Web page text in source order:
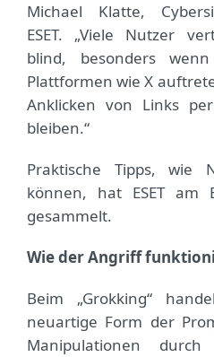
Michael Klatte,
ESET. „Viele Nutzer
blind, besonders
Plattformen wie X
Anklicken von Links
bleiben.“
Praktische Tipps, wie
können, hat ESET am
gesammelt.
Wie der Angriff
Beim „Grokking“
neuartige Form der
Manipulationen